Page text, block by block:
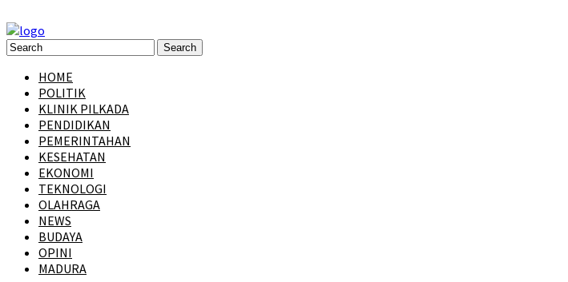
HOME
POLITIK
KLINIK PILKADA
PENDIDIKAN
PEMERINTAHAN
KESEHATAN
EKONOMI
TEKNOLOGI
OLAHRAGA
NEWS
BUDAYA
OPINI
MADURA